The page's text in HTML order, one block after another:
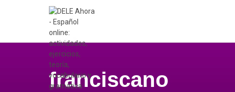
franciscano